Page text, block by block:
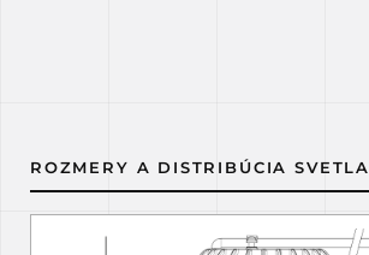
ROZMERY A DISTRIBÚCIA SVETLA